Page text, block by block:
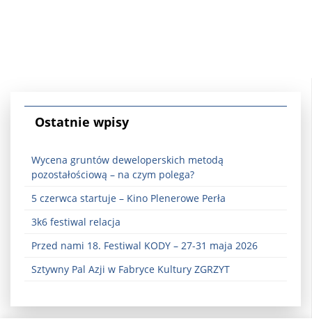
Ostatnie wpisy
Wycena gruntów deweloperskich metodą
pozostałościową – na czym polega?
5 czerwca startuje – Kino Plenerowe Perła
3k6 festiwal relacja
Przed nami 18. Festiwal KODY – 27-31 maja 2026
Sztywny Pal Azji w Fabryce Kultury ZGRZYT